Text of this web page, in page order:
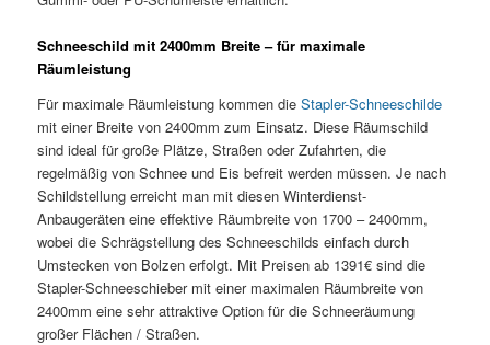
Schneeschild mit 2400mm Breite – für maximale
Räumleistung
Für maximale Räumleistung kommen dieStapler-Schneeschilde
mit einer Breite von 2400mm zum Einsatz. Diese Räumschild
sind ideal für große Plätze, Straßen oder Zufahrten, die
regelmäßig von Schnee und Eis befreit werden müssen. Je nach
Schildstellung erreicht man mit diesen Winterdienst-
Anbaugeräten eine effektive Räumbreite von 1700 – 2400mm,
wobei die Schrägstellung des Schneeschilds einfach durch
Umstecken von Bolzen erfolgt. Mit Preisen ab 1391€ sind die
Stapler-Schneeschieber mit einer maximalen Räumbreite von
2400mm eine sehr attraktive Option für die Schneeräumung
großer Flächen / Straßen.